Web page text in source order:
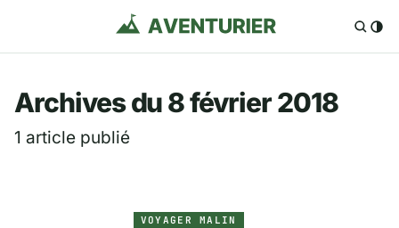
Aventurier.fr —
Archives du 8 février 2018
1 article publié
VOYAGER MALIN